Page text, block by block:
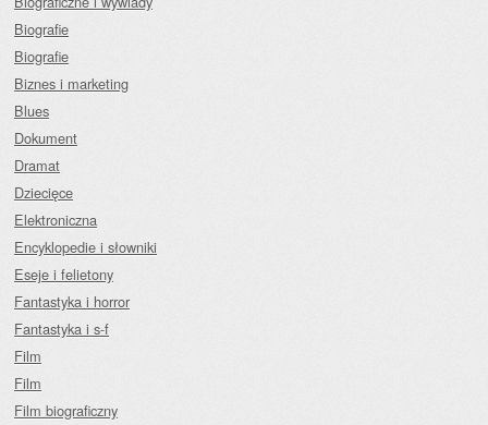
Biografie
Biografie
Biznes i marketing
Blues
Dokument
Dramat
Dziecięce
Elektroniczna
Encyklopedie i słowniki
Eseje i felietony
Fantastyka i horror
Fantastyka i s-f
Film
Film
Film biograficzny